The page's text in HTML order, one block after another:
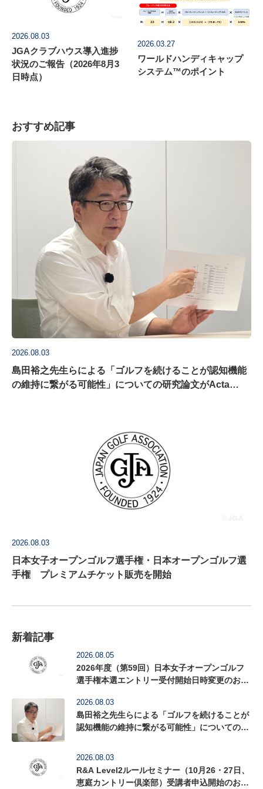
2026.08.03
JGAクラブハウス導入進捗
状況のご報告（2026年8月3
日時点）
2026.03.27
ワールドハンディキャップ
システム™のポイント
おすすめ記事
2026.08.03
島田裕之先生らによる「ゴルフを続けることが認知機能
の維持に繋がる可能性」についての研究論文がActa
2026.08.03
日本女子オープンゴルフ選手権・日本オープンゴルフ選
手権 プレミアムチケット販売を開始
新着記事
2026.08.05
2026年度（第59回）日本女子オープンゴルフ
選手権本選エントリー受付開始日時変更のお知
2026.08.03
島田裕之先生らによる「ゴルフを続けることが
認知機能の維持に繋がる可能性」についての研
2026.08.03
R&A Level2ルールセミナー（10月26・27日、
恵庭カントリー倶楽部）受講者申込開始のお知